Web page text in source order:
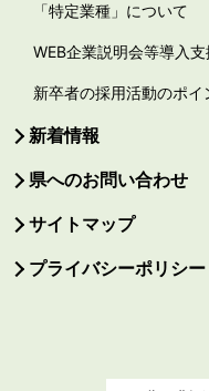
「特定業種」について
WEB企業説明会等導入
新卒者の採用活動のポイ
新着情報
県へのお問い合わせ
サイトマップ
プライバシーポリシー